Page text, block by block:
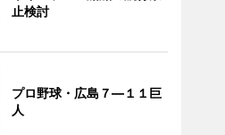
止検討
プロ野球・広島７―１１巨
人